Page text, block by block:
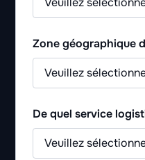
Zone géographique
De quel service